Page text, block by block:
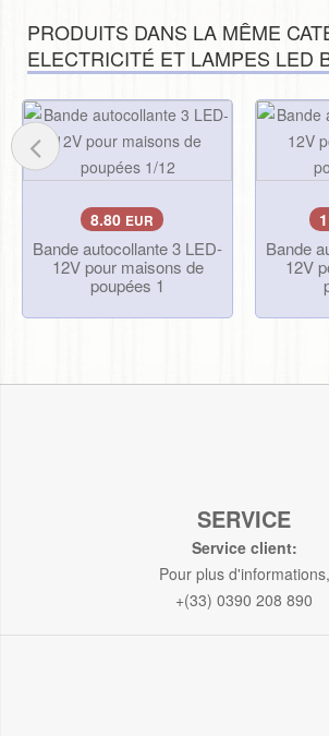
PRODUITS DANS LA MÊME
ELECTRICITÉ ET LAMPES LED
8.80 EUR
Bande autocollante 3 LED-
12V pour maisons de
poupées 1
Bande
12V
SERVICE
Service client:
Pour plus d'informations,
+(33) 0390 208 890